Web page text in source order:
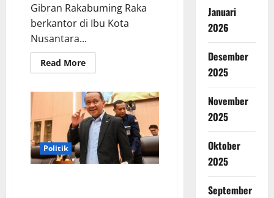
Gibran Rakabuming Raka
berkantor di Ibu Kota
Nusantara...
Read MoreRead
more
Mengusulkan
Wapres
Bekerja
di
IKN,
Mardani
PKS:
Terserah
kepada
Politik
Januari
2026
Desember
2025
November
2025
Oktober
2025
September